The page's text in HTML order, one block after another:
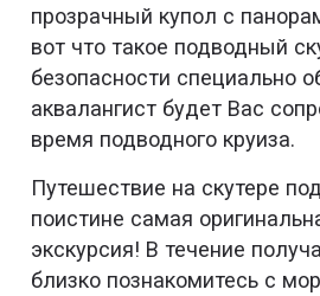
прозрачный купол с
вот что такое подводный
безопасности специально
аквалангист будет Вас
время подводного круиза.
Путешествие на скутере
поистине самая
экскурсия! В течение
близко познакомитесь с